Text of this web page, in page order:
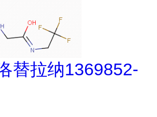
替拉纳1369852-